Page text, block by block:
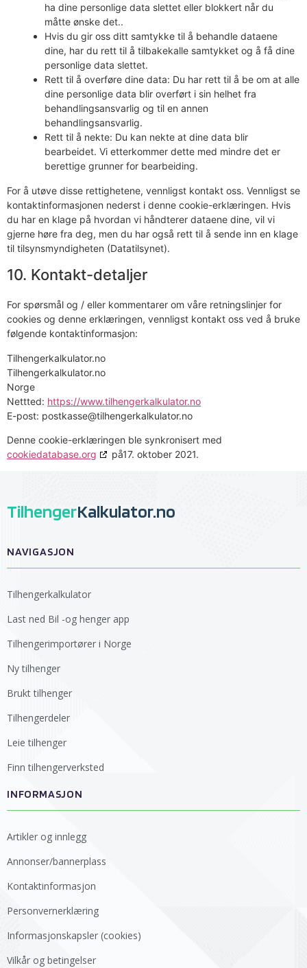
ha dine personlige data slettet eller blokkert når du
måtte ønske det..
Hvis du gir oss ditt samtykke til å behandle dataene
dine, har du rett til å tilbakekalle samtykket og å få dine
personlige data slettet.
Rett til å overføre dine data: Du har rett til å be om at alle
dine personlige data blir overført i sin helhet fra
behandlingsansvarlig og til en annen
behandlingsansvarlig.
Rett til å nekte: Du kan nekte at dine data blir
bearbeidet. Vi etterkommer dette med mindre det er
berettige grunner for bearbeiding.
For å utøve disse rettighetene, vennligst kontakt oss. Vennligst se
kontaktinformasjonen nederst i denne cookie-erklæringen. Hvis
du har en klage på hvordan vi håndterer dataene dine, vil vi
gjerne høre fra deg, men du har også rett til å sende inn en klage
til tilsynsmyndigheten (Datatilsynet).
10. Kontakt-detaljer
For spørsmål og / eller kommentarer om våre retningslinjer for
cookies og denne erklæringen, vennligst kontakt oss ved å bruke
følgende kontaktinformasjon:
Tilhengerkalkulator.no
Tilhengerkalkulator.no
Norge
Nettted: https://www.tilhengerkalkulator.no
E-post: on.rotaluklakregnehlit@essaktsop
Denne cookie-erklæringen ble synkronisert med
cookiedatabase.org
på17. oktober 2021.
TilhengerKalkulator.no
NAVIGASJON
Tilhengerkalkulator
Last ned Bil -og henger app
Tilhengerimportører i Norge
Ny tilhenger
Brukt tilhenger
Tilhengerdeler
Leie tilhenger
Finn tilhengerverksted
INFORMASJON
Artikler og innlegg
Annonser/bannerplass
Kontaktinformasjon
Personvernerklæring
Informasjonskapsler (cookies)
Vilkår og betingelser